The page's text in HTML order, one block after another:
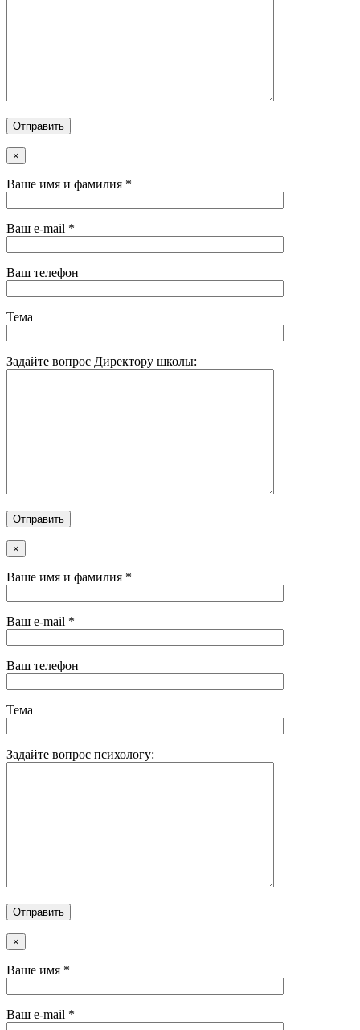
×
Ваше имя и фамилия *
Ваш e-mail *
Ваш телефон
Тема
Задайте вопрос Директору школы:
×
Ваше имя и фамилия *
Ваш e-mail *
Ваш телефон
Тема
Задайте вопрос психологу:
×
Ваше имя *
Ваш e-mail *